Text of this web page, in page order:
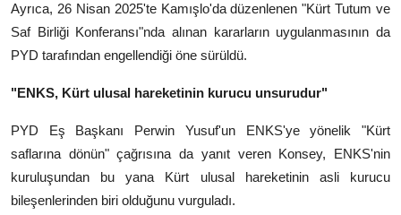
Ayrıca, 26 Nisan 2025'te Kamışlo'da düzenlenen "Kürt Tutum ve
Saf Birliği Konferansı"nda alınan kararların uygulanmasının da
PYD tarafından engellendiği öne sürüldü.
"ENKS, Kürt ulusal hareketinin kurucu unsurudur"
PYD Eş Başkanı Perwin Yusuf'un ENKS'ye yönelik "Kürt
saflarına dönün" çağrısına da yanıt veren Konsey, ENKS'nin
kuruluşundan bu yana Kürt ulusal hareketinin asli kurucu
bileşenlerinden biri olduğunu vurguladı.